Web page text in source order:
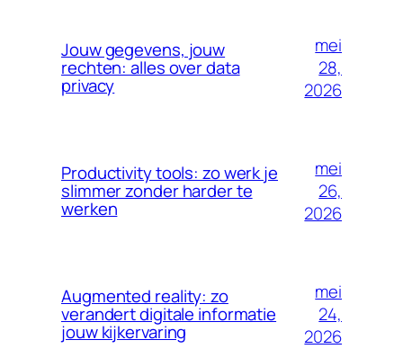
Jouw gegevens, jouw
rechten: alles over data
privacy
mei
28,
2026
Productivity tools: zo werk je
slimmer zonder harder te
werken
mei
26,
2026
Augmented reality: zo
verandert digitale informatie
jouw kijkervaring
mei
24,
2026